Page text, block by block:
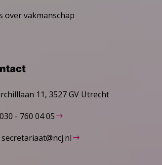
over vakmanschap
11, 3527 GV Utrecht
030 - 760 04 05
secretariaat@ncj.nl